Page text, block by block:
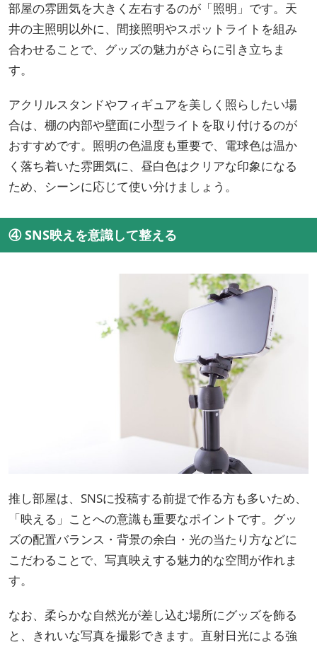
部屋の雰囲気を大きく左右するのが「照明」です。天
井の主照明以外に、間接照明やスポットライトを組み
合わせることで、グッズの魅力がさらに引き立ちま
す。
アクリルスタンドやフィギュアを美しく照らしたい場
合は、棚の内部や壁面に小型ライトを取り付けるのが
おすすめです。照明の色温度も重要で、電球色は温か
く落ち着いた雰囲気に、昼白色はクリアな印象になる
ため、シーンに応じて使い分けましょう。
④ SNS映えを意識して整える
推し部屋は、SNSに投稿する前提で作る方も多いため、
「映える」ことへの意識も重要なポイントです。グッ
ズの配置バランス・背景の余白・光の当たり方などに
こだわることで、写真映えする魅力的な空間が作れま
す。
なお、柔らかな自然光が差し込む場所にグッズを飾る
と、きれいな写真を撮影できます。直射日光による強